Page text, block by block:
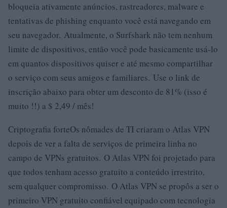
bloqueia ativamente anúncios, rastreadores, malware e
tentativas de phishing enquanto você está navegando em
seu navegador. Atualmente, o Surfshark não tem nenhum
limite de dispositivos, então você pode basicamente usá-lo
em quantos dispositivos quiser e até mesmo compartilhar
o serviço com seus amigos e familiares. Use o link de
inscrição abaixo para obter um desconto de 81% (isso é
muito !!) a $ 2,49 / mês!
Criptografia forteOs nômades de TI criaram o Atlas VPN
depois de ver a falta de serviços de primeira linha no
campo de VPNs gratuitos. O Atlas VPN foi projetado para
que todos tenham acesso gratuito a conteúdo irrestrito,
sem qualquer compromisso. O Atlas VPN se propôs a ser o
primeiro VPN gratuito confiável equipado com tecnologia